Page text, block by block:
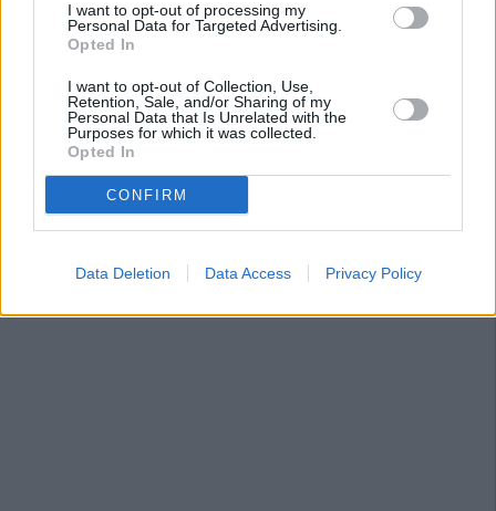
I want to opt-out of processing my
Personal Data for Targeted Advertising.
Opted In
I want to opt-out of Collection, Use,
Retention, Sale, and/or Sharing of my
Personal Data that Is Unrelated with the
Purposes for which it was collected.
Opted In
CONFIRM
Data Deletion Data Access Privacy Policy